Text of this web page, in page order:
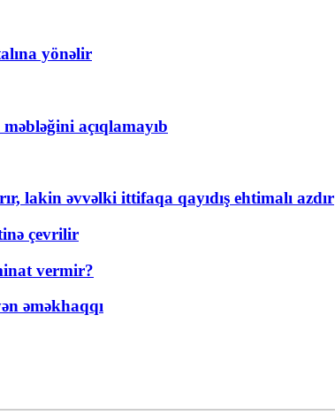
yönəlir
açıqlamayıb
lakin əvvəlki ittifaqa qayıdış ehtimalı azdır
çevrilir
vermir?
əməkhaqqı